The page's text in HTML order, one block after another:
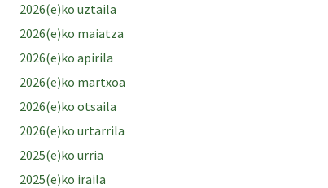
2026(e)ko uztaila
2026(e)ko maiatza
2026(e)ko apirila
2026(e)ko martxoa
2026(e)ko otsaila
2026(e)ko urtarrila
2025(e)ko urria
2025(e)ko iraila